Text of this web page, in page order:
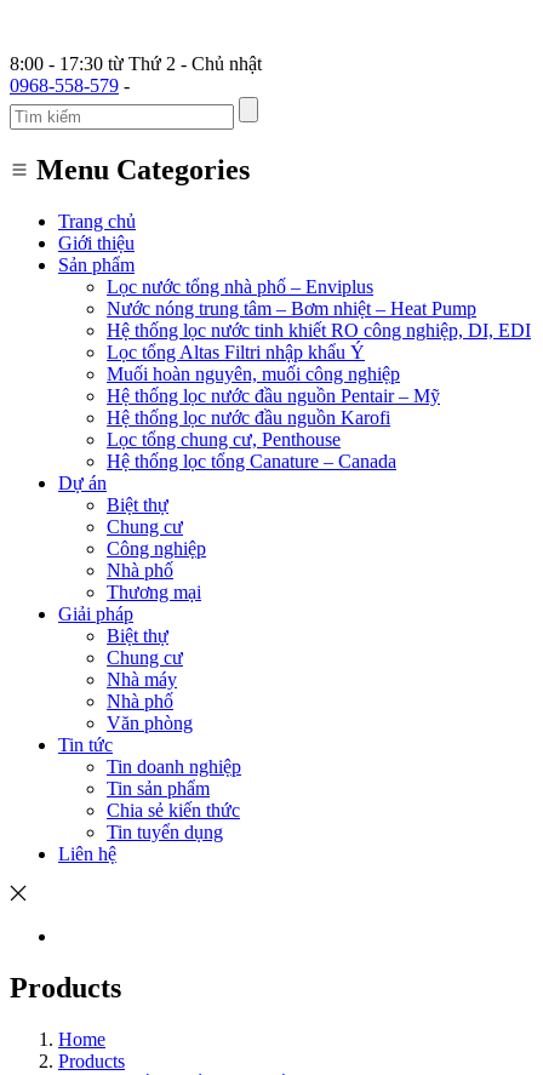
8:00 - 17:30 từ Thứ 2 - Chủ nhật
0968-558-579 -
Menu Categories
Trang chủ
Giới thiệu
Sản phẩm
Lọc nước tổng nhà phố – Enviplus
Nước nóng trung tâm – Bơm nhiệt – Heat Pump
Hệ thống lọc nước tinh khiết RO công nghiệp, DI, EDI
Lọc tổng Altas Filtri nhập khẩu Ý
Muối hoàn nguyên, muối công nghiệp
Hệ thống lọc nước đầu nguồn Pentair – Mỹ
Hệ thống lọc nước đầu nguồn Karofi
Lọc tổng chung cư, Penthouse
Hệ thống lọc tổng Canature – Canada
Dự án
Biệt thự
Chung cư
Công nghiệp
Nhà phố
Thương mại
Giải pháp
Biệt thự
Chung cư
Nhà máy
Nhà phố
Văn phòng
Tin tức
Tin doanh nghiệp
Tin sản phẩm
Chia sẻ kiến thức
Tin tuyển dụng
Liên hệ
Products
Home
Products